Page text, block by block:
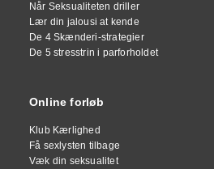
Når Seksualiteten driller
Lær din jalousi at kende
De 4 Skænderi-strategier
De 5 stresstrin i parforholdet
Online forløb
Klub Kærlighed
Få sexlysten tilbage
Væk din seksualitet